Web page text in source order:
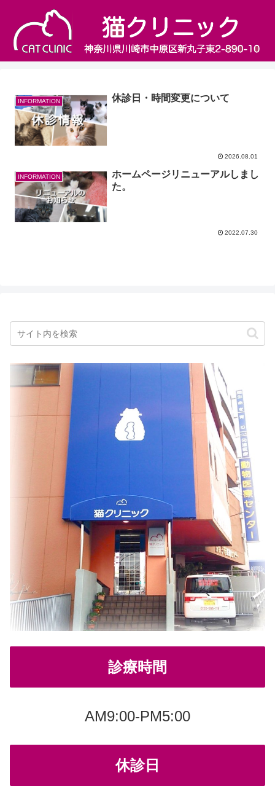
INFORMATION 休診日・時間変更について
2026.08.01
INFORMATION
ホームページリニューアルしまし
た。
2022.07.30
診療時間
AM9:00-PM5:00
休診日